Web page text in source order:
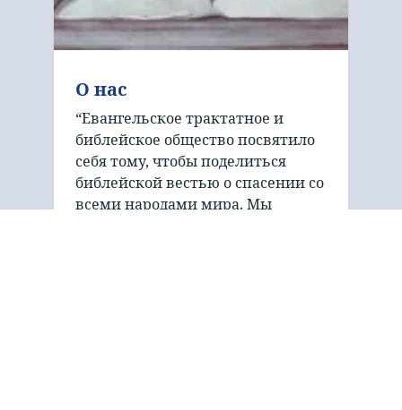
О нас
“Евангельское трактатное и
библейское общество посвятило
себя тому, чтобы поделиться
библейской вестью о спасении со
всеми народами мира. Мы